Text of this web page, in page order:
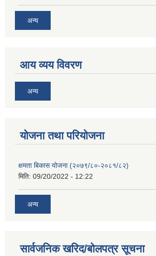
अन्य
आय व्यय विवरण
अन्य
याेजना तथा परियाेजना
क्षमता बिकास योजना (२०७९/८०-२०८१/८२)
मिति: 09/20/2022 - 12:22
अन्य
सार्वजनिक खरिद/बोलपत्र सूचना